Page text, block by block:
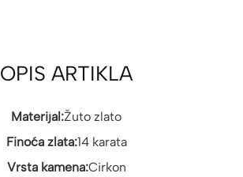
OPIS ARTIKLA
Materijal:Žuto zlato
Finoća zlata:14 karata
Vrsta kamena:Cirkon